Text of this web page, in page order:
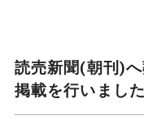
読売新聞(朝刊)
掲載を行いました